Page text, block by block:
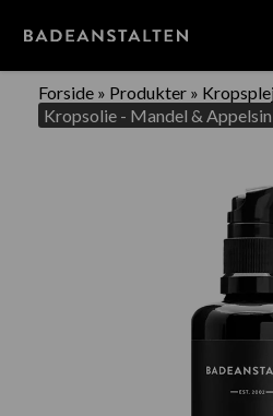
Forside » Produkter »
Kropsolie - Mandel & Appelsin